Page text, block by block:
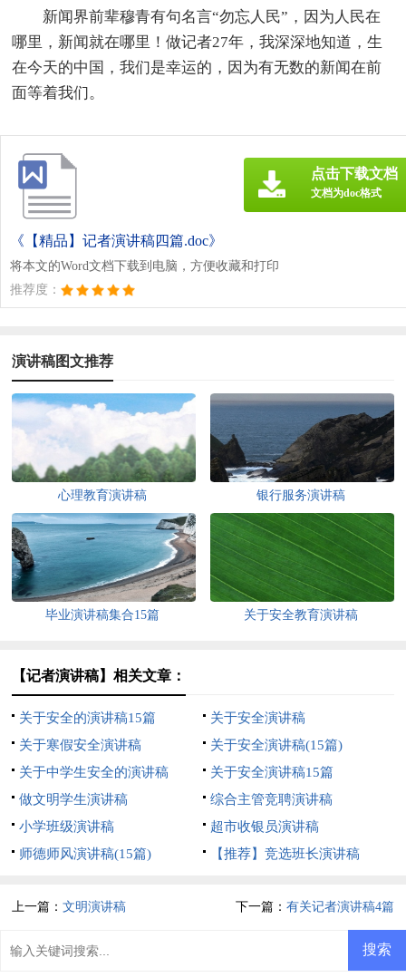
新闻界前辈穆青有句名言“勿忘人民”，因为人民在
哪里，新闻就在哪里！做记者27年，我深深地知道，生
在今天的中国，我们是幸运的，因为有无数的新闻在前
面等着我们。
《【精品】记者演讲稿四篇.doc》
将本文的Word文档下载到电脑，方便收藏和打印
推荐度：
点击下载文档
文档为doc格式
演讲稿图文推荐
心理教育演讲稿 银行服务演讲稿
毕业演讲稿集合15篇 关于安全教育演讲稿
【记者演讲稿】相关文章：
关于安全的演讲稿15篇
关于安全演讲稿
关于寒假安全演讲稿
关于安全演讲稿(15篇)
关于中学生安全的演讲稿
关于安全演讲稿15篇
做文明学生演讲稿
综合主管竞聘演讲稿
小学班级演讲稿
超市收银员演讲稿
师德师风演讲稿(15篇)
【推荐】竞选班长演讲稿
上一篇：文明演讲稿 下一篇： 有关记者演讲稿4篇